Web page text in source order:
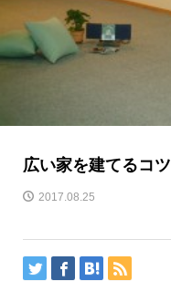
広い家を建てるコツ
2017.08.25